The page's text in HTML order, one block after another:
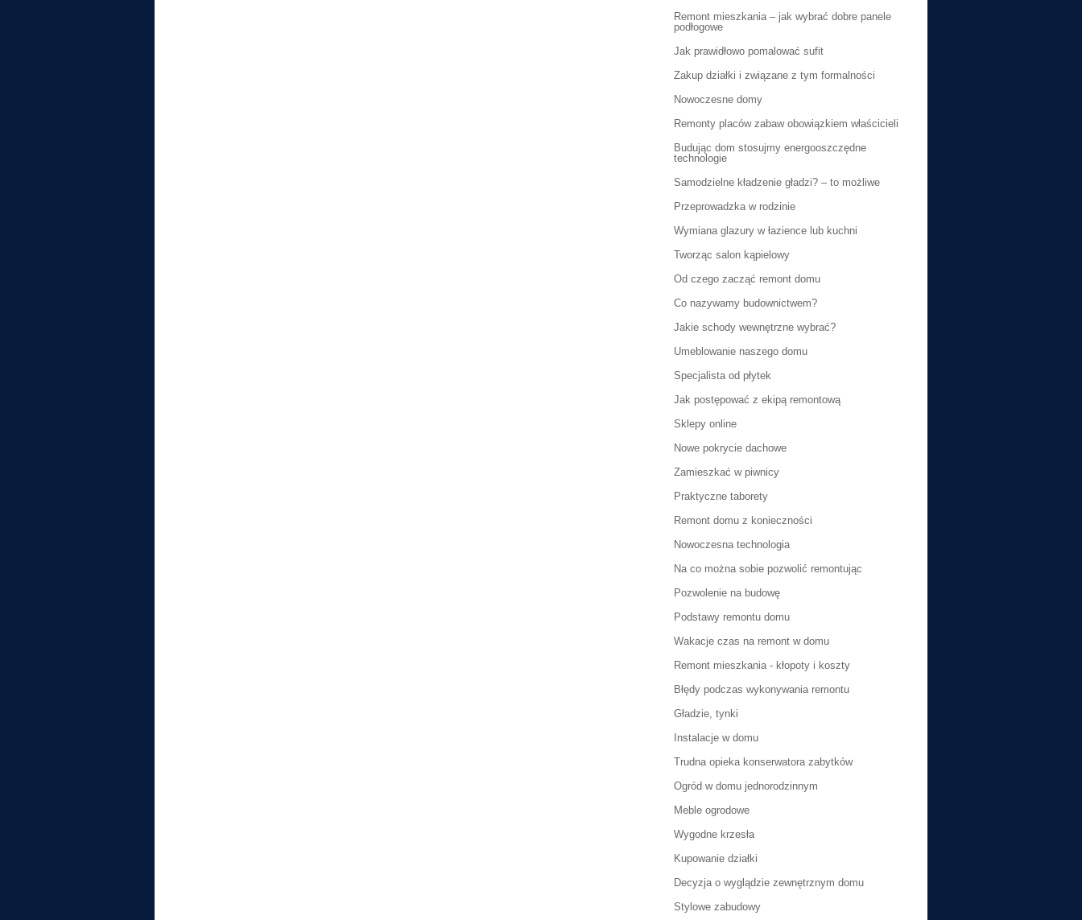
Remont mieszkania – jak wybrać dobre panele
podłogowe
Jak prawidłowo pomalować sufit
Zakup działki i związane z tym formalności
Nowoczesne domy
Remonty placów zabaw obowiązkiem właścicieli
Budując dom stosujmy energooszczędne
technologie
Samodzielne kładzenie gładzi? – to możliwe
Przeprowadzka w rodzinie
Wymiana glazury w łazience lub kuchni
Tworząc salon kąpielowy
Od czego zacząć remont domu
Co nazywamy budownictwem?
Jakie schody wewnętrzne wybrać?
Umeblowanie naszego domu
Specjalista od płytek
Jak postępować z ekipą remontową
Sklepy online
Nowe pokrycie dachowe
Zamieszkać w piwnicy
Praktyczne taborety
Remont domu z konieczności
Nowoczesna technologia
Na co można sobie pozwolić remontując
Pozwolenie na budowę
Podstawy remontu domu
Wakacje czas na remont w domu
Remont mieszkania - kłopoty i koszty
Błędy podczas wykonywania remontu
Gładzie, tynki
Instalacje w domu
Trudna opieka konserwatora zabytków
Ogród w domu jednorodzinnym
Meble ogrodowe
Wygodne krzesła
Kupowanie działki
Decyzja o wyglądzie zewnętrznym domu
Stylowe zabudowy